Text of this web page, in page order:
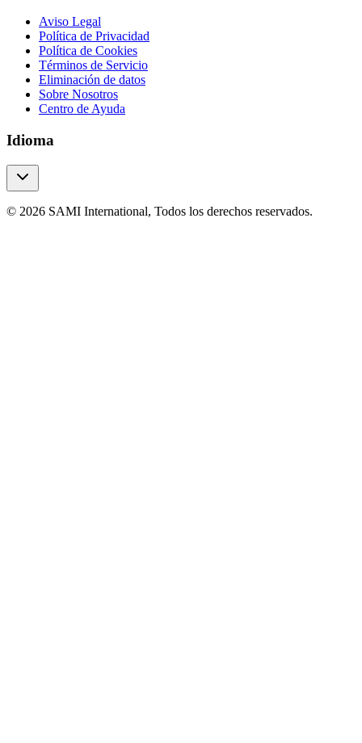
Aviso Legal
Política de Privacidad
Política de Cookies
Términos de Servicio
Eliminación de datos
Sobre Nosotros
Centro de Ayuda
Idioma
© 2026 SAMI International, Todos los derechos reservados.